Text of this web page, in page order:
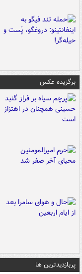
برگزیده عکس
پربازدیدترین ها